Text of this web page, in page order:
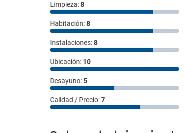
Limpieza:8
Habitación:8
Instalaciones:8
Ubicación: 10
Desayuno:5
Calidad / Precio:7